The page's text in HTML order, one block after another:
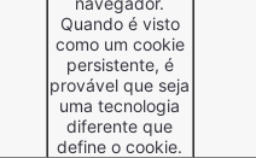
Quando é visto
como um cookie
persistente, é
provável que seja
uma tecnologia
diferente que
define o cookie.